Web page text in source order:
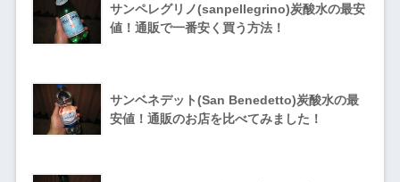
サンペレグリノ(sanpellegrino)炭酸水の最安
値！通販で一番安く買う方法！
サンベネデット(San Benedetto)炭酸水の最
安値！通販のお店を比べてみました！